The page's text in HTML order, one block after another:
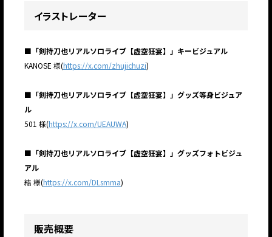
イラストレーター
■「剣持刀也リアルソロライブ【虚空狂宴】」キービジュアル
KANOSE 様(https://x.com/zhujichuzi)
■「剣持刀也リアルソロライブ【虚空狂宴】」グッズ等身ビジュア
ル
501 様(https://x.com/UEAUWA)
■「剣持刀也リアルソロライブ【虚空狂宴】」グッズフォトビジュ
アル
結 様(https://x.com/DLsmma)
販売概要